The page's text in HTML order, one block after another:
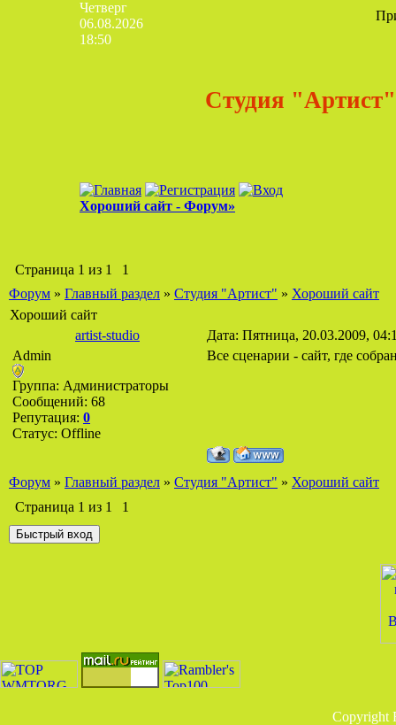
Четверг
06.08.2026
18:50
Студия "Артист"
Хороший сайт - Форум»
Страница 1 из 1
1
Форум » Главный раздел » Студия "Артист" » Хороший сайт
Хороший сайт
artist-studio
Дата: Пятница, 20.03.2009,
Admin
Группа: Администраторы
Сообщений: 68
Репутация: 0
Статус: Offline
Все сценарии - сайт, где
Форум » Главный раздел » Студия "Артист" » Хороший сайт
Страница 1 из 1 1
Copyright